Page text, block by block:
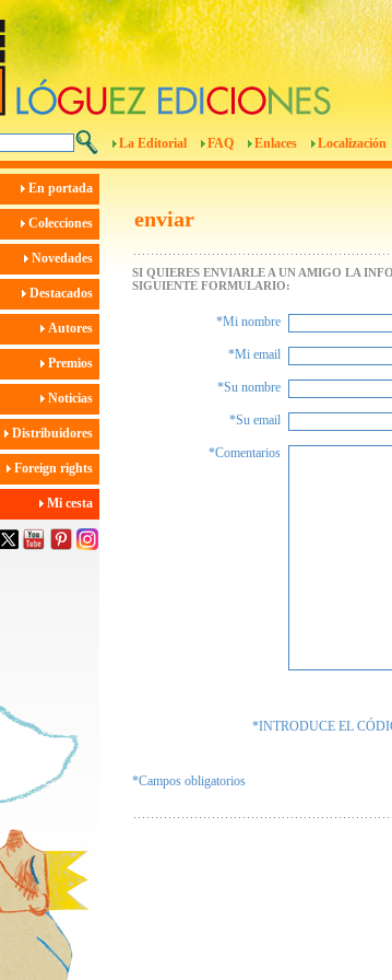
La Editorial FAQ Enlaces Localización
En portada
Colecciones
Novedades
Destacados
Autores
Premios
Noticias
Distribuidores
Foreign rights
Mi cesta
enviar
SI QUIERES ENVIARLE A UN AMIGO LA
SIGUIENTE FORMULARIO:
*Mi nombre
*Mi email
*Su nombre
*Su email
*Comentarios
*INTRODUCE EL
*Campos obligatorios